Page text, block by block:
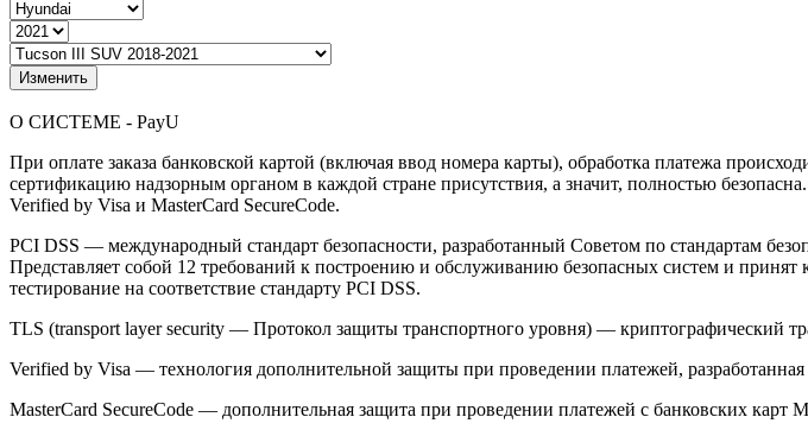
Изменить
О СИСТЕМЕ - PayU
При оплате заказа банковской картой (включая ввод номера карты), обработка платежа
сертификацию надзорным органом в каждой стране присутствия, а значит, полностью
Verified by Visa и MasterCard SecureCode.
PCI DSS — международный стандарт безопасности, разработанный Советом по стандартам
Представляет собой 12 требований к построению и обслуживанию безопасных систем и
тестирование на соответствие стандарту PCI DSS.
TLS (transport layer security — Протокол защиты транспортного уровня) — криптографический
Verified by Visa — технология дополнительной защиты при проведении платежей,
MasterCard SecureCode — дополнительная защита при проведении платежей с банковских карт